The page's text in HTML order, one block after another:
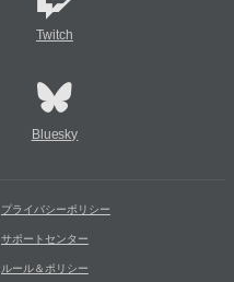
Twitch
Bluesky
プライバシーポリシー
サポートセンター
ルール＆ポリシー